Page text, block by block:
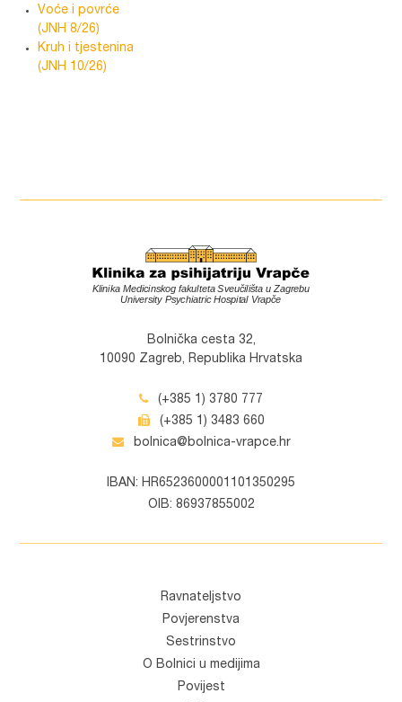
Voće i povrće
(JNH 8/26)
Kruh i tjestenina
(JNH 10/26)
Bolnička cesta 32,
10090 Zagreb, Republika Hrvatska
(+385 1) 3780 777
(+385 1) 3483 660
bolnica@bolnica-vrapce.hr
IBAN: HR6523600001101350295
OIB: 86937855002
Ravnateljstvo
Povjerenstva
Sestrinstvo
O Bolnici u medijima
Povijest